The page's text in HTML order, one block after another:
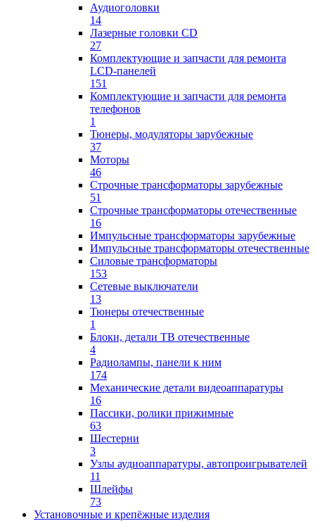
Аудиоголовки
14
Лазерные головки CD
27
Комплектующие и запчасти для ремонта
LCD-панелей
151
Комплектующие и запчасти для ремонта
телефонов
1
Тюнеры, модуляторы зарубежные
37
Моторы
46
Строчные трансформаторы зарубежные
51
Строчные трансформаторы отечественные
16
Импульсные трансформаторы зарубежные
Импульсные трансформаторы отечественные
Силовые трансформаторы
153
Сетевые выключатели
13
Тюнеры отечественные
1
Блоки, детали ТВ отечественные
4
Радиолампы, панели к ним
174
Механические детали видеоаппаратуры
16
Пассики, ролики прижимные
63
Шестерни
3
Узлы аудиоаппаратуры, автопроигрывателей
11
Шлейфы
73
Установочные и крепёжные изделия